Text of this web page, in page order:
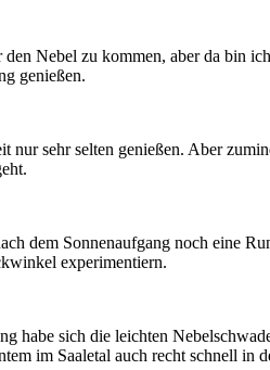
Nebel zu kommen, aber da
genießen.
sehr selten genießen. Aber
dem Sonnenaufgang noch eine
experimentiern.
habe sich die leichten
im Saaletal auch recht schnell in